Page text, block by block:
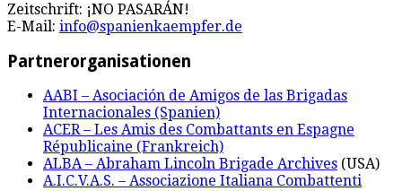
Zeitschrift: ¡NO PASARÁN!
E-Mail: info@spanienkaempfer.de
Partnerorganisationen
AABI – Asociación de Amigos de las Brigadas
Internacionales (Spanien)
ACER – Les Amis des Combattants en Espagne
Républicaine (Frankreich)
ALBA – Abraham Lincoln Brigade Archives (USA)
A.I.C.V.A.S. – Associazione Italiana Combattenti